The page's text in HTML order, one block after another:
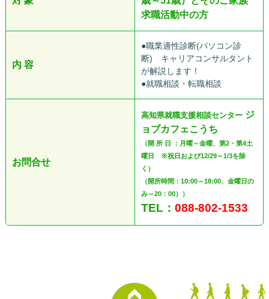
求職活動中の方
内 容
●職業適性診断(パソコン診
断) キャリアコンサルタント
が解説します！
●就職相談・転職相談
お問合せ
高知県就職支援相談センター ジ
ョブカフェこうち
（開 所 日 ：月曜～金曜、第2・第4土
曜日 ※祝日および12/29～1/3を除
く）
（開所時間：10:00～18:00、金曜日の
み～20：00））
TEL： 088-802-1533